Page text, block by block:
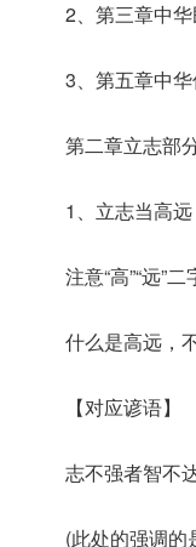
2、第三章中
3、第五章中
第二章立志部
1、立志当高远
注意“高”“远”二
什么是高远，
【对应谚语】
志不强者智不
(此处的强调的